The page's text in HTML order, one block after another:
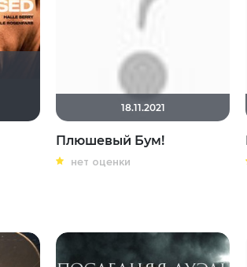
18.11.2021
Плюшевый Бум!
нет оценки